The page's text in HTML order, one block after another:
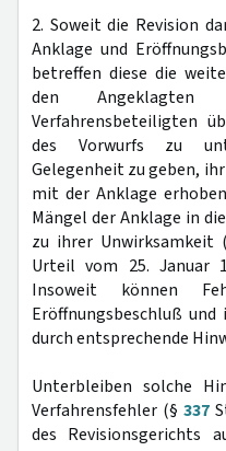
2. Soweit die Revision
Anklage und
betreffen diese die
den
Verfahrensbeteiligten
des Vorwurfs zu
Gelegenheit zu geben,
mit der Anklage
Mängel der Anklage in
zu ihrer Unwirksamkeit (
Urteil vom 25. Januar
Insoweit können
Eröffnungsbeschluß
durch entsprechende
Unterbleiben solche
Verfahrensfehler (§ 337
des Revisionsgerichts